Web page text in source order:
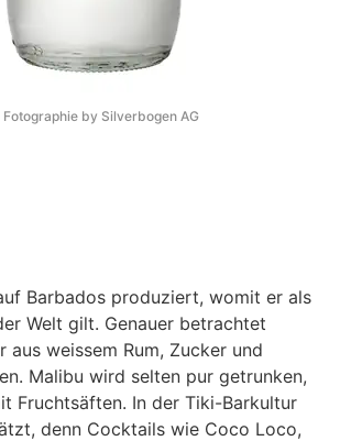
by Silverbogen AG
Barbados produziert, womit er als
Welt gilt. Genauer betrachtet
weissem Rum, Zucker und
Malibu wird selten pur getrunken,
Fruchtsäften. In der Tiki-Barkultur
denn Cocktails wie Coco Loco,